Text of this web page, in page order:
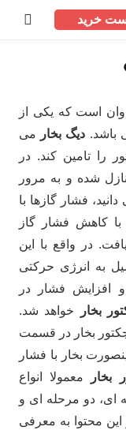
خرید
است که یکی از
باشد. دیگ بخار
می
را تامین کند. در
نازل شده و به مرور
فشار گازها با
با کاهش فشار گاز
در واقع با این
به انرژی حرکتی
افزایش فشار در
بخار
خواهد شد.
بخار در قسمت
بخار با فشار
بخار
معمولا انواع
ای، دو مرحله ای و
محتوا به معرفی